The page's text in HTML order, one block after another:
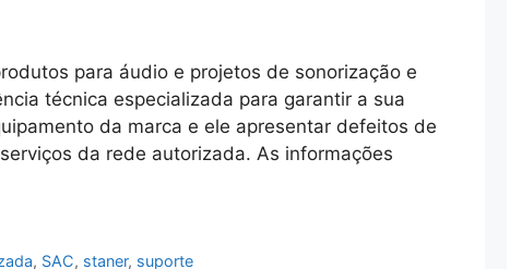
para áudio e projetos de sonorização e
técnica especializada para garantir a sua
da marca e ele apresentar defeitos de
da rede autorizada. As informações
, SAC, staner, suporte